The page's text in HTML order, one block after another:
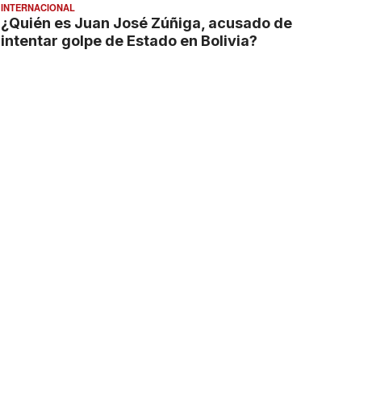
INTERNACIONAL
¿Quién es Juan José Zúñiga, acusado de
intentar golpe de Estado en Bolivia?